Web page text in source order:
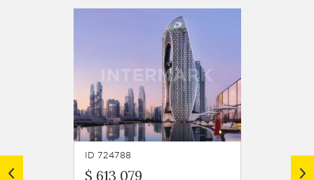
ID 724788
$ 613 079
ID
$ 599